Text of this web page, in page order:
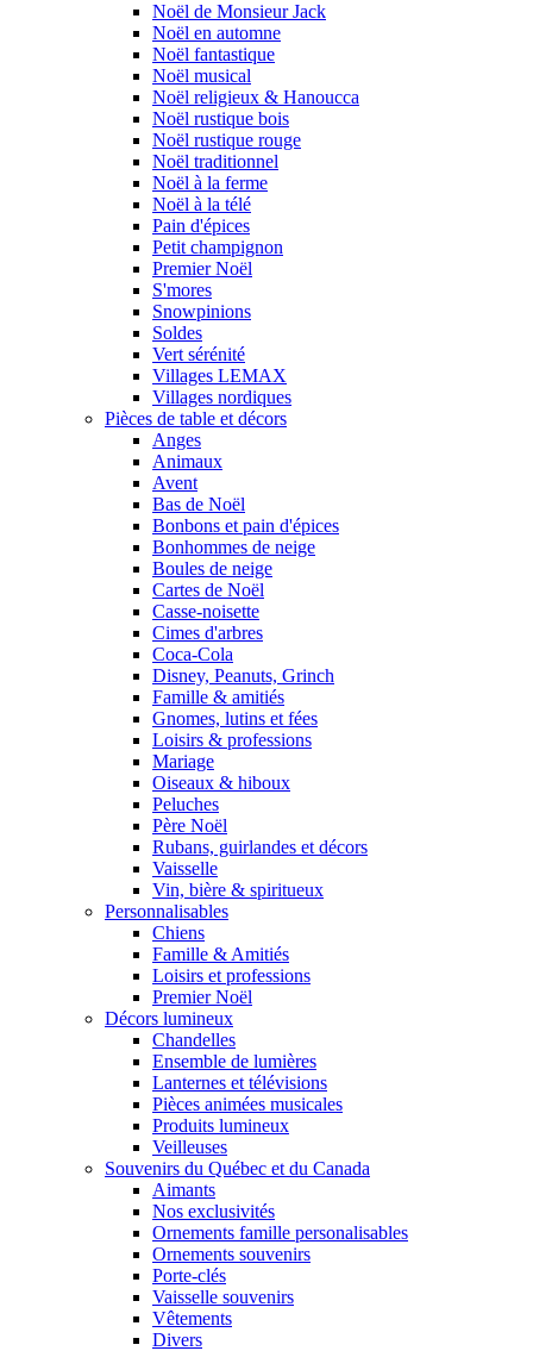
Noël de Monsieur Jack
Noël en automne
Noël fantastique
Noël musical
Noël religieux & Hanoucca
Noël rustique bois
Noël rustique rouge
Noël traditionnel
Noël à la ferme
Noël à la télé
Pain d'épices
Petit champignon
Premier Noël
S'mores
Snowpinions
Soldes
Vert sérénité
Villages LEMAX
Villages nordiques
Pièces de table et décors
Anges
Animaux
Avent
Bas de Noël
Bonbons et pain d'épices
Bonhommes de neige
Boules de neige
Cartes de Noël
Casse-noisette
Cimes d'arbres
Coca-Cola
Disney, Peanuts, Grinch
Famille & amitiés
Gnomes, lutins et fées
Loisirs & professions
Mariage
Oiseaux & hiboux
Peluches
Père Noël
Rubans, guirlandes et décors
Vaisselle
Vin, bière & spiritueux
Personnalisables
Chiens
Famille & Amitiés
Loisirs et professions
Premier Noël
Décors lumineux
Chandelles
Ensemble de lumières
Lanternes et télévisions
Pièces animées musicales
Produits lumineux
Veilleuses
Souvenirs du Québec et du Canada
Aimants
Nos exclusivités
Ornements famille personalisables
Ornements souvenirs
Porte-clés
Vaisselle souvenirs
Vêtements
Divers